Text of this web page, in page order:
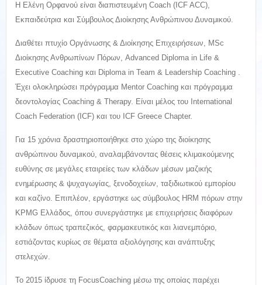
Η Ελένη Ορφανού είναι διαπιστευμένη Coach (ICF ACC),
Εκπαιδεύτρια και Σύμβουλος Διοίκησης Ανθρώπινου Δυναμικού.
Διαθέτει πτυχίο Οργάνωσης & Διοίκησης Επιχειρήσεων, MSc
Διοίκησης Ανθρωπίνων Πόρων, Advanced Diploma in Life &
Executive Coaching και Diploma in Team & Leadership Coaching .
Έχει ολοκληρώσει πρόγραμμα Mentor Coaching και πρόγραμμα
δεοντολογίας Coaching & Therapy. Είναι μέλος του International
Coach Federation (ICF) και του ICF Greece Chapter.
Για 15 χρόνια δραστηριοποιήθηκε στο χώρο της διοίκησης
ανθρώπινου δυναμικού, αναλαμβάνοντας θέσεις κλιμακούμενης
ευθύνης σε μεγάλες εταιρείες των κλάδων μέσων μαζικής
ενημέρωσης & ψυχαγωγίας, ξενοδοχείων, ταξιδιωτικού εμπορίου
και καζίνο. Επιπλέον, εργάστηκε ως σύμβουλος HRM πόρων στην
KPMG Ελλάδος, όπου συνεργάστηκε με επιχειρήσεις διαφόρων
κλάδων όπως τραπεζικός, φαρμακευτικός και λιανεμπόριο,
εστιάζοντας κυρίως σε θέματα αξιολόγησης και ανάπτυξης
στελεχών.
Το 2015 ίδρυσε τη FocusCoaching μέσω της οποίας παρέχει